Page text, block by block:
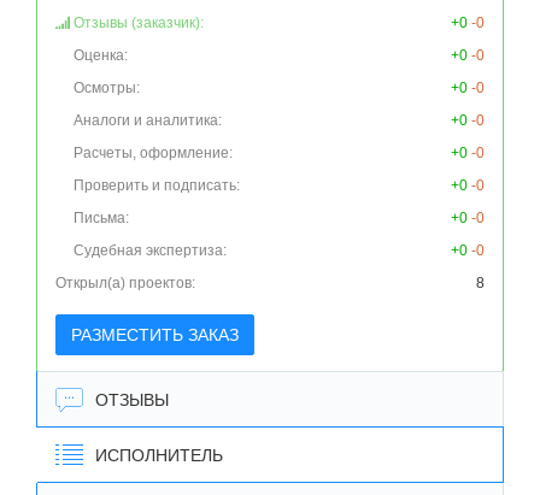
Отзывы (заказчик): +0 -0
Оценка:
+0 -0
Осмотры:
+0 -0
Аналоги и аналитика:
+0 -0
Расчеты, оформление:
+0 -0
Проверить и подписать:
+0 -0
Письма:
+0 -0
Судебная экспертиза:
+0 -0
Открыл(а) проектов:
8
РАЗМЕСТИТЬ ЗАКАЗ
ОТЗЫВЫ
ИСПОЛНИТЕЛЬ